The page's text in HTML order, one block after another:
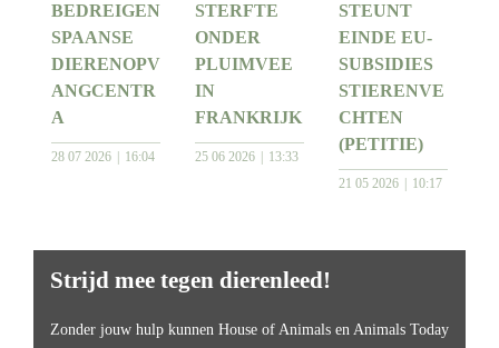
BEDREIGEN
SPAANSE
DIERENOPV
ANGCENTR
A
28 07 2026 16:04
STERFTE
ONDER
PLUIMVEE
IN
FRANKRIJK
25 06 2026 13:33
STEUNT
EINDE EU-
SUBSIDIES
STIERENVE
CHTEN
(PETITIE)
21 05 2026 10:17
Strijd mee tegen dierenleed!
Zonder jouw hulp kunnen House of Animals en Animals Today